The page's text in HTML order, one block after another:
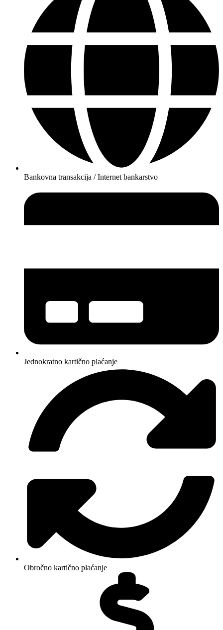
Bankovna transakcija / Internet bankarstvo
Jednokratno kartično plaćanje
Obročno kartično plaćanje